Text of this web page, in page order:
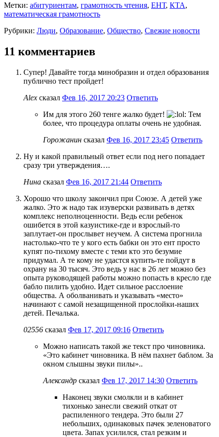
Метки: абитуриентам, грамотность чтения, ЕНТ, КТА,
математическая грамотность
Рубрики: Люди, Образование, Общество, Свежие новости
11 комментариев
Супер! Давайте тогда минобразин и отдел образования
публично тест пройдет!
Alex сказал Фев 16, 2017 20:23 Ответить
Им для этого 260 тенге жалко будет!
Тем
более, что процедура оплаты очень не удобная.
Горожанин сказал Фев 16, 2017 23:45 Ответить
Ну и какой правильный ответ если под него попадает
сразу три утверждения….
Нина сказал Фев 16, 2017 21:44 Ответить
Хорошо что школу закончил при Союзе. А детей уже
жалко. Это ж надо так изуверски развивать в детях
комплекс неполноценности. Ведь если ребенок
ошибется в этой казуистике-где и взрослый-то
заплутает-он прослывет неучем. А система прогнила
настолько-что те у кого есть бабки он это ент просто
купят по-тихому вместе с теми кто это безумие
придумал. А те кому не удастся купить-те пойдут в
охрану на 30 тысяч. Это ведь у нас в 26 лет можно без
опыта руководящей работы можно попасть в кресло где
бабло пилить удобно. Идет сильное расслоение
общества. А оболванивать и указывать «место»
начинают с самой незащищенной прослойки-наших
детей. Печалька.
02556 сказал Фев 17, 2017 09:16 Ответить
Можно написать такой же текст про чиновника.
«Это кабинет чиновника. В нём пахнет баблом. За
окном слышны звуки пилы»..
Александр сказал Фев 17, 2017 14:30 Ответить
Наконец звуки смолкли и в кабинет
тихонько занесли свежий откат от
распиленного тендера. Это были 27
небольших, одинаковых пачек зеленоватого
цвета. Запах усилился, стал резким и